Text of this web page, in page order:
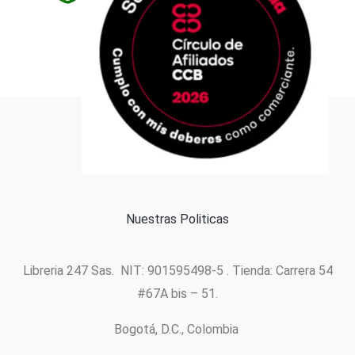
Formas de pago
Nuestras Politicas
Libreria 247 Sas. NIT: 901595498-5 . Tienda: Carrera 54
#67A bis – 51.
Bogotá, D.C., Colombia